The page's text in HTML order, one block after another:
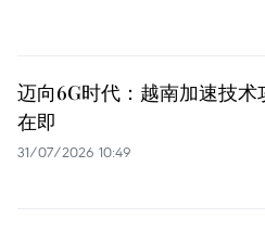
迈向6G时代：越南加速技术
在即
31/07/2026 10:49